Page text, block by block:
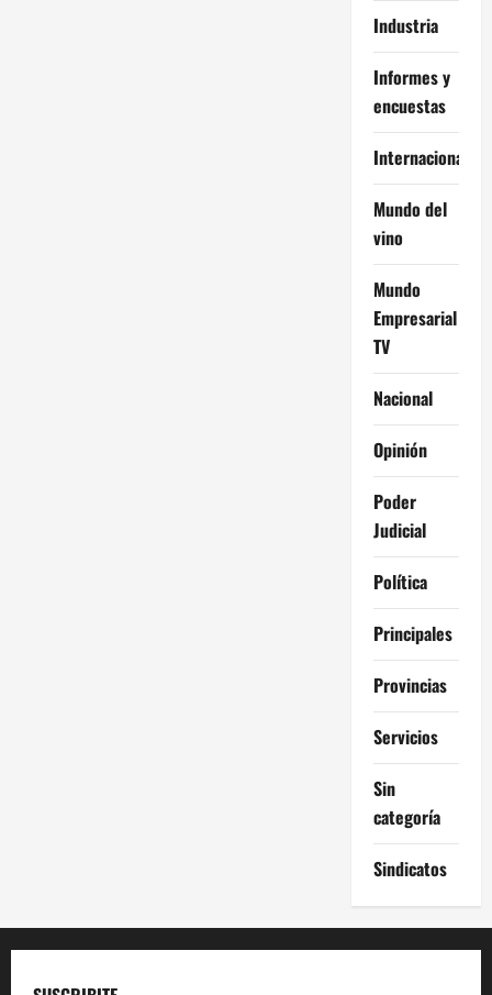
Industria
Informes y
encuestas
Internacional
Mundo del
vino
Mundo
Empresarial
TV
Nacional
Opinión
Poder
Judicial
Política
Principales
Provincias
Servicios
Sin
categoría
Sindicatos